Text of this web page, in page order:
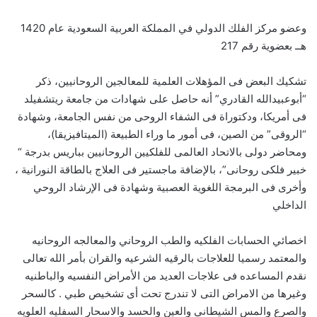
وعضو مركز الفلك الدولي في المملكة العربية السعودية عام 1420
هــ بعضوية رقم 217
تشكيك البعض فى المؤهلات العلمية للمعالجين الروحانيين، ذكر
“أبوعبيدالله القادري” أنه حاصل على شهادات من جامعة ريتشفيلد
فى أمريكا، ودكتوراة فى الشفاء الروحى من نفس الجامعة، وشهادة
“الروقى” من الصين، فى أمور ما وراء الطبيعة (الميتافيزيقا)،
ومحاضر دولى بالاتحاد العالمى للفلكيين الروحانيين بباريس بدرجة “
خبير فلكى روحانى”، بالإضافة ماجستير فى العلاج بالطاقة النورانية ،
وأخرى فى البرمجة اللغوية العصبية وشهادة فى الإرشاد الروحي
الداخلي
اخصائي الحسابات الفلكيه والطب الروحاني والمعالجه الروحانيه
والمعتمد رسميا للعلاجات بالرقيه الشرعيه والقران بأمر الله تعالى
نقدم المساعده فى علاجات العديد من الأمراض النفسيه والباطنيه
وغيرها من الامراض التى لا تندرج تحت أى تشخيص طبي . كالسحر
والصرع والمس الشيطاني والعين والحسد والاسحار السفليه العلويه